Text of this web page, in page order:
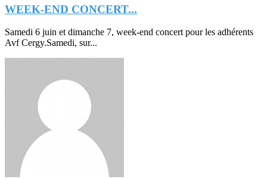
WEEK-END CONCERT...
Samedi 6 juin et dimanche 7, week-end concert pour les adhérents
Avf Cergy.Samedi, sur...